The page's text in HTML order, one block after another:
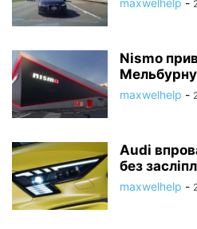
maxwelhelp -
Nismo
Мельбурну
maxwelhelp -
Audi
без
maxwelhelp -